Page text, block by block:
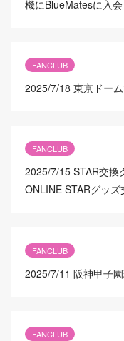
機にBlueMatesに入会
FANCLUB
2025/7/18 東京ドー
FANCLUB
2025/7/15 STAR交換
ONLINE STARグッズ
FANCLUB
2025/7/11 阪神甲子
FANCLUB